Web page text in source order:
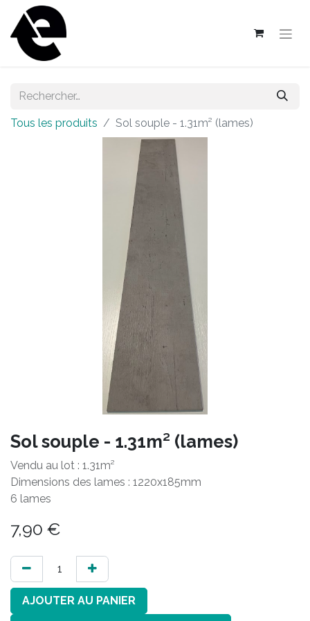
Tous les produits Sol souple - 1.31m² (lames)
Sol souple - 1.31m² (lames)
Vendu au lot : 1.31m²
Dimensions des lames : 1220x185mm
6 lames
7,90 €
AJOUTER AU PANIER